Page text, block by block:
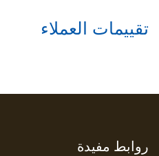
تقييمات العملاء
روابط مفيدة